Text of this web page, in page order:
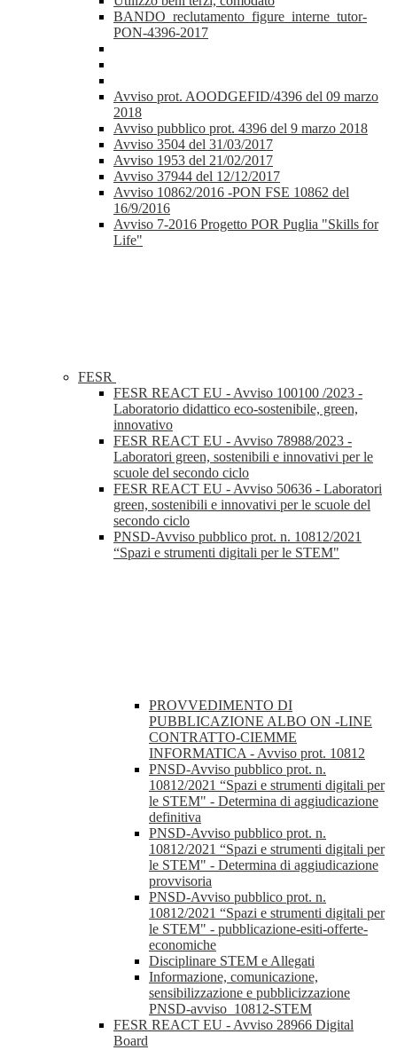
BANDO_reclutamento_figure_interne_tutor-
PON-4396-2017
Avviso prot. AOODGEFID/4396 del 09 marzo
2018
Avviso pubblico prot. 4396 del 9 marzo 2018
Avviso 3504 del 31/03/2017
Avviso 1953 del 21/02/2017
Avviso 37944 del 12/12/2017
Avviso 10862/2016 -PON FSE 10862 del
16/9/2016
Avviso 7-2016 Progetto POR Puglia "Skills for
Life"
FESR
FESR REACT EU - Avviso 100100 /2023 -
Laboratorio didattico eco-sostenibile, green,
innovativo
FESR REACT EU - Avviso 78988/2023 -
Laboratori green, sostenibili e innovativi per le
scuole del secondo ciclo
FESR REACT EU - Avviso 50636 - Laboratori
green, sostenibili e innovativi per le scuole del
secondo ciclo
PNSD-Avviso pubblico prot. n. 10812/2021
“Spazi e strumenti digitali per le STEM"
PROVVEDIMENTO DI
PUBBLICAZIONE ALBO ON -LINE
CONTRATTO-CIEMME
INFORMATICA - Avviso prot. 10812
PNSD-Avviso pubblico prot. n.
10812/2021 “Spazi e strumenti digitali per
le STEM" - Determina di aggiudicazione
definitiva
PNSD-Avviso pubblico prot. n.
10812/2021 “Spazi e strumenti digitali per
le STEM" - Determina di aggiudicazione
provvisoria
PNSD-Avviso pubblico prot. n.
10812/2021 “Spazi e strumenti digitali per
le STEM" - pubblicazione-esiti-offerte-
economiche
Disciplinare STEM e Allegati
Informazione, comunicazione,
sensibilizzazione e pubblicizzazione
PNSD-avviso_10812-STEM
FESR REACT EU - Avviso 28966 Digital
Board